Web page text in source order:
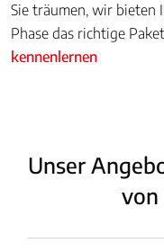
Sie träumen, wir bieten
Phase das richtige
kennenlernen
Unser
von